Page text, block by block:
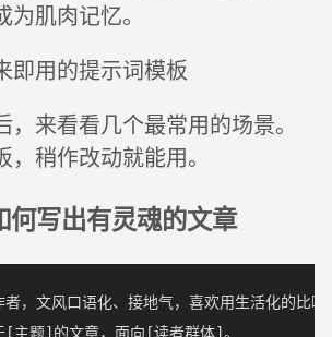
肌肉记忆。
即用的提示词模板
来看看几个最常用的场景。
稍作改动就能用。
何写出有灵魂的文章
者，文风口语化、接地气，喜欢用生活化的比喻
[主题]的文章，面向[读者群体]。